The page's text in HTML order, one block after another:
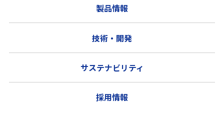
製品情報
技術・開発
サステナビリティ
採用情報